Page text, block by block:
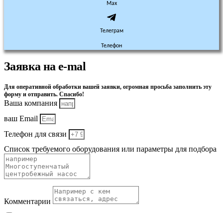
Max
Телеграм
Телефон
Заявка на e-mal
Для оперативной обработки вашей заявки, огромная просьба заполнить эту
форму и отправить. Спасибо!
Ваша компания
ваш Email
Телефон для связи
Список требуемого оборудования или параметры для подбора
Комментарии